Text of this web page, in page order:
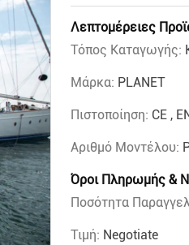
Λεπτομέρειες
Τόπος Καταγωγής:
Μάρκα: PLANET
Πιστοποίηση: CE ,
Αριθμό Μοντέλου:
Όροι Πληρωμής &
Ποσότητα
Τιμή: Negotiate